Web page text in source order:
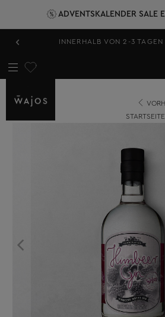
ADVENTSKALENDER SALE
‹ HERVORRAGEND
STARTSEITE